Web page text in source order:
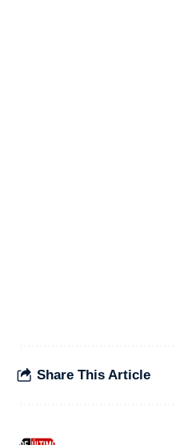
Share This Article